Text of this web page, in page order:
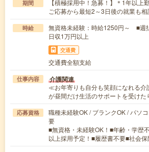
期間
【積極採用中！急募！】＊1年以上
ご応募から最短2～3日後の就業も相
時給
無資格未経験：時給1250円～ ■
日収1万円以上
交通費
交通費全額支給
仕事内容 介護関連
≪お年寄りも自分も笑顔になれる
が昼間だけ生活のサポートを受け
応募資格
職種未経験OK / ブランクOK / パソ
要
■無資格・未経験OK！■年齢・学歴
以上採用予定！■履歴書不要■社会